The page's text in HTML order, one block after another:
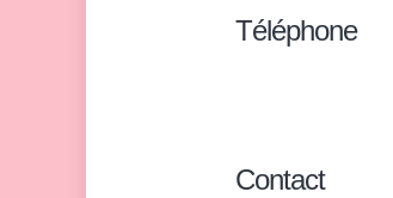
Téléphone
Contact